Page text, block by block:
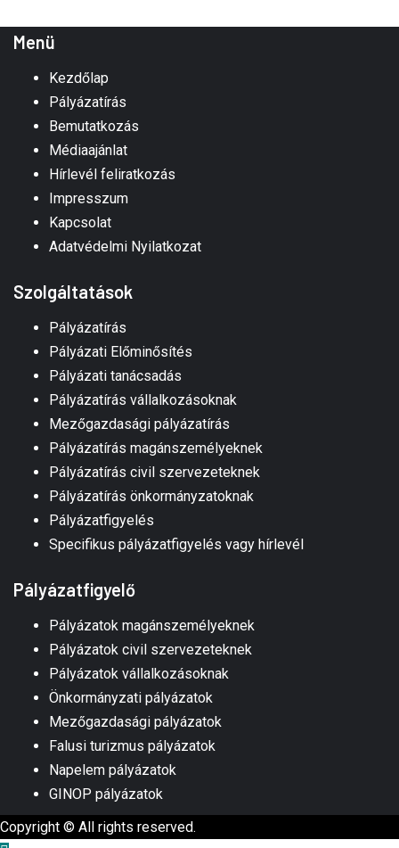
Menü
Kezdőlap
Pályázatírás
Bemutatkozás
Médiaajánlat
Hírlevél feliratkozás
Impresszum
Kapcsolat
Adatvédelmi Nyilatkozat
Szolgáltatások
Pályázatírás
Pályázati Előminősítés
Pályázati tanácsadás
Pályázatírás vállalkozásoknak
Mezőgazdasági pályázatírás
Pályázatírás magánszemélyeknek
Pályázatírás civil szervezeteknek
Pályázatírás önkormányzatoknak
Pályázatfigyelés
Specifikus pályázatfigyelés vagy hírlevél
Pályázatfigyelő
Pályázatok magánszemélyeknek
Pályázatok civil szervezeteknek
Pályázatok vállalkozásoknak
Önkormányzati pályázatok
Mezőgazdasági pályázatok
Falusi turizmus pályázatok
Napelem pályázatok
GINOP pályázatok
Copyright © All rights reserved.